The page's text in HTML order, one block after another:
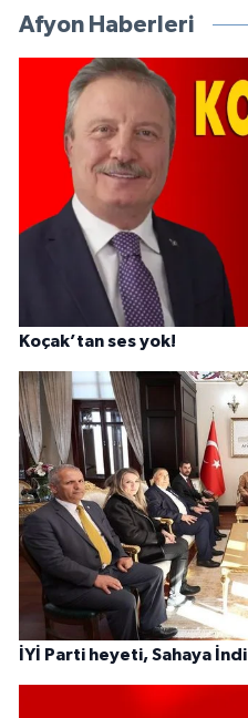
Afyon Haberleri
Koçak’tan ses yok!
İYİ Parti heyeti, Sahaya İndi